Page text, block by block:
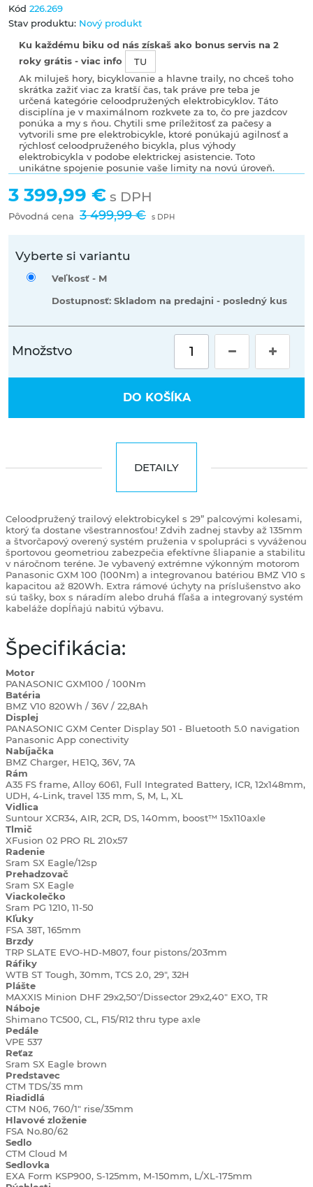
Kód 226.269
Stav produktu: Nový produkt
Ku každému biku od nás získaš ako bonus servis na 2
roky grátis - viac info
TU
Ak miluješ hory, bicyklovanie a hlavne traily, no chceš toho
skrátka zažiť viac za kratší čas, tak práve pre teba je
určená kategórie celoodpružených elektrobicyklov. Táto
disciplína je v maximálnom rozkvete za to, čo pre jazdcov
ponúka a my s ňou. Chytili sme príležitosť za pačesy a
vytvorili sme pre elektrobicykle, ktoré ponúkajú agilnosť a
rýchlosť celoodpruženého bicykla, plus výhody
elektrobicykla v podobe elektrickej asistencie. Toto
unikátne spojenie posunie vaše limity na novú úroveň.
3 399,99 € s DPH
Pôvodná cena 3 499,99 € s DPH
Vyberte si variantu
Veľkosť - M
Dostupnosť: Skladom na predajni - posledný kus
Množstvo
DO KOŠÍKA
DETAILY
Celoodpružený trailový elektrobicykel s 29” palcovými kolesami,
ktorý ťa dostane všestrannosťou! Zdvih zadnej stavby až 135mm
a štvorčapový overený systém pruženia v spolupráci s vyváženou
športovou geometriou zabezpečia efektívne šliapanie a stabilitu
v náročnom teréne. Je vybavený extrémne výkonným motorom
Panasonic GXM 100 (100Nm) a integrovanou batériou BMZ V10 s
kapacitou až 820Wh. Extra rámové úchyty na príslušenstvo ako
sú tašky, box s náradím alebo druhá fľaša a integrovaný systém
kabeláže dopĺňajú nabitú výbavu.
Špecifikácia:
Motor
PANASONIC GXM100 / 100Nm
Batéria
BMZ V10 820Wh / 36V / 22,8Ah
Displej
PANASONIC GXM Center Display 501 - Bluetooth 5.0 navigation
Panasonic App conectivity
Nabíjačka
BMZ Charger, HE1Q, 36V, 7A
Rám
A35 FS frame, Alloy 6061, Full Integrated Battery, ICR, 12x148mm,
UDH, 4-Link, travel 135 mm, S, M, L, XL
Vidlica
Suntour XCR34, AIR, 2CR, DS, 140mm, boost™ 15x110axle
Tlmič
XFusion 02 PRO RL 210x57
Radenie
Sram SX Eagle/12sp
Prehadzovač
Sram SX Eagle
Viackolečko
Sram PG 1210, 11-50
Kľuky
FSA 38T, 165mm
Brzdy
TRP SLATE EVO-HD-M807, four pistons/203mm
Ráfiky
WTB ST Tough, 30mm, TCS 2.0, 29", 32H
Plášte
MAXXIS Minion DHF 29x2,50"/Dissector 29x2,40" EXO, TR
Náboje
Shimano TC500, CL, F15/R12 thru type axle
Pedále
VPE 537
Reťaz
Sram SX Eagle brown
Predstavec
CTM TDS/35 mm
Riadidlá
CTM N06, 760/1" rise/35mm
Hlavové zloženie
FSA No.80/62
Sedlo
CTM Cloud M
Sedlovka
EXA Form KSP900, S-125mm, M-150mm, L/XL-175mm